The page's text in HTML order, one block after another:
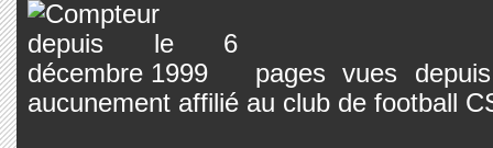
pages vues
aucunement affilié au club de football